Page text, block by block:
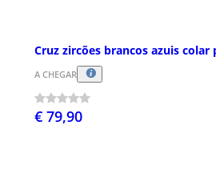
Cruz zircões brancos azuis
A CHEGAR
€ 79,90